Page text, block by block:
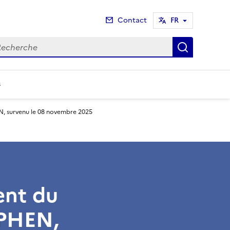
Contact FR
survenu le 08 novembre 2025
du